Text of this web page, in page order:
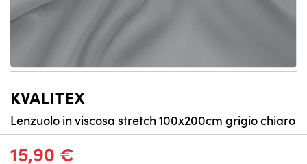
KVALITEX
Lenzuolo in viscosa stretch 100x200cm grigio chiaro
15,90 €